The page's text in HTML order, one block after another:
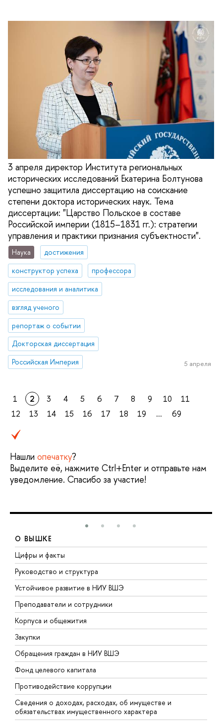
3 апреля директор Института региональных
исторических исследований Екатерина Болтунова
успешно защитила диссертацию на соискание
степени доктора исторических наук. Тема
диссертации: "Царство Польское в составе
Российской империи (1815–1831 гг.): стратегии
управления и практики признания субъектности".
Наука
достижения
конструктор успеха
профессора
исследования и аналитика
взгляд ученого
репортаж о событии
Докторская диссертация
Российская Империя
5 апреля
1 2 3 4 5 6 7 8 9 10
11
12
13 14 15 16 17 18 19 ... 69
Нашли опечатку?
Выделите её, нажмите Ctrl+Enter и отправьте нам
уведомление. Спасибо за участие!
О ВЫШКЕ
Цифры и факты
Руководство и структура
Устойчивое развитие в НИУ ВШЭ
Преподаватели и сотрудники
Корпуса и общежития
Закупки
Обращения граждан в НИУ ВШЭ
Фонд целевого капитала
Противодействие коррупции
Сведения о доходах, расходах, об имуществе и
обязательствах имущественного характера